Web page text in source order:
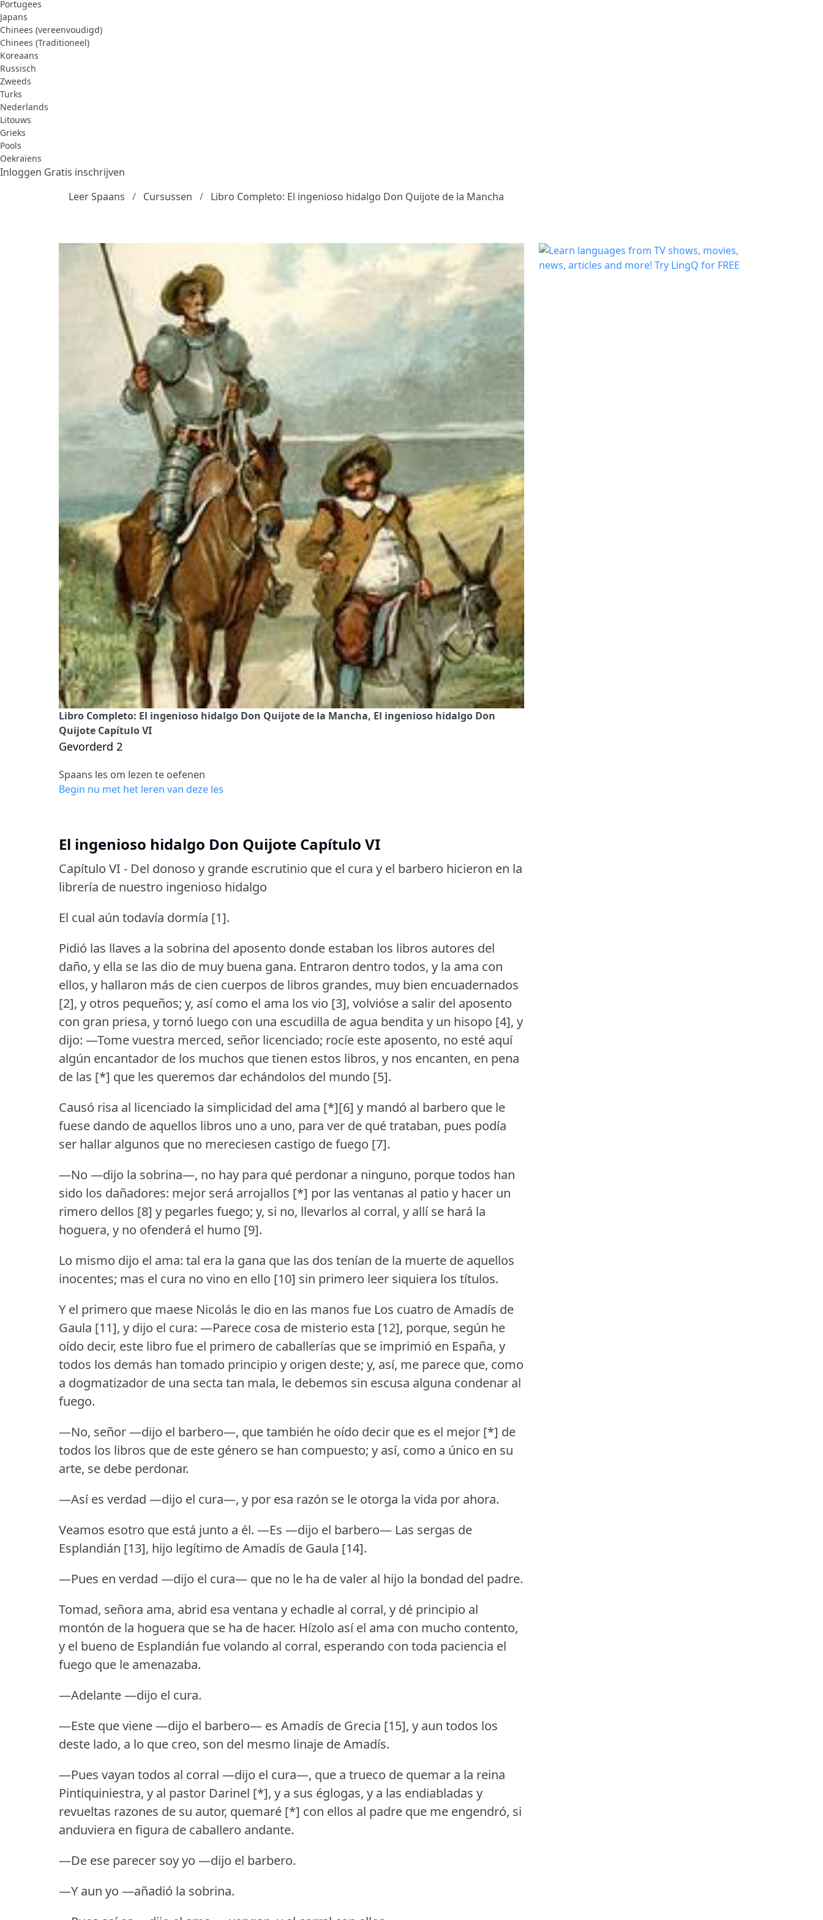
Portugees
Japans
Chinees (vereenvoudigd)
Chinees (Traditioneel)
Koreaans
Russisch
Zweeds
Turks
Nederlands
Litouws
Grieks
Pools
Oekraïens
Inloggen Gratis inschrijven
Leer Spaans
Cursussen Libro Completo: El ingenioso hidalgo Don Quijote de la Mancha
Libro Completo: El ingenioso hidalgo Don Quijote de la Mancha, El ingenioso hidalgo Don
Quijote Capítulo VI
Gevorderd 2
Spaans les om lezen te oefenen
Begin nu met het leren van deze les
El ingenioso hidalgo Don Quijote Capítulo VI
Capítulo VI - Del donoso y grande escrutinio que el cura y el barbero hicieron en la
librería de nuestro ingenioso hidalgo
El cual aún todavía dormía [1].
Pidió las llaves a la sobrina del aposento donde estaban los libros autores del
daño, y ella se las dio de muy buena gana. Entraron dentro todos, y la ama con
ellos, y hallaron más de cien cuerpos de libros grandes, muy bien encuadernados
[2], y otros pequeños; y, así como el ama los vio [3], volvióse a salir del aposento
con gran priesa, y tornó luego con una escudilla de agua bendita y un hisopo [4], y
dijo: —Tome vuestra merced, señor licenciado; rocíe este aposento, no esté aquí
algún encantador de los muchos que tienen estos libros, y nos encanten, en pena
de las [*] que les queremos dar echándolos del mundo [5].
Causó risa al licenciado la simplicidad del ama [*][6] y mandó al barbero que le
fuese dando de aquellos libros uno a uno, para ver de qué trataban, pues podía
ser hallar algunos que no mereciesen castigo de fuego [7].
—No —dijo la sobrina—, no hay para qué perdonar a ninguno, porque todos han
sido los dañadores: mejor será arrojallos [*] por las ventanas al patio y hacer un
rimero dellos [8] y pegarles fuego; y, si no, llevarlos al corral, y allí se hará la
hoguera, y no ofenderá el humo [9].
Lo mismo dijo el ama: tal era la gana que las dos tenían de la muerte de aquellos
inocentes; mas el cura no vino en ello [10] sin primero leer siquiera los títulos.
Y el primero que maese Nicolás le dio en las manos fue Los cuatro de Amadís de
Gaula [11], y dijo el cura: —Parece cosa de misterio esta [12], porque, según he
oído decir, este libro fue el primero de caballerías que se imprimió en España, y
todos los demás han tomado principio y origen deste; y, así, me parece que, como
a dogmatizador de una secta tan mala, le debemos sin escusa alguna condenar al
fuego.
—No, señor —dijo el barbero—, que también he oído decir que es el mejor [*] de
todos los libros que de este género se han compuesto; y así, como a único en su
arte, se debe perdonar.
—Así es verdad —dijo el cura—, y por esa razón se le otorga la vida por ahora.
Veamos esotro que está junto a él. —Es —dijo el barbero— Las sergas de
Esplandián [13], hijo legítimo de Amadís de Gaula [14].
—Pues en verdad —dijo el cura— que no le ha de valer al hijo la bondad del padre.
Tomad, señora ama, abrid esa ventana y echadle al corral, y dé principio al
montón de la hoguera que se ha de hacer. Hízolo así el ama con mucho contento,
y el bueno de Esplandián fue volando al corral, esperando con toda paciencia el
fuego que le amenazaba.
—Adelante —dijo el cura.
—Este que viene —dijo el barbero— es Amadís de Grecia [15], y aun todos los
deste lado, a lo que creo, son del mesmo linaje de Amadís.
—Pues vayan todos al corral —dijo el cura—, que a trueco de quemar a la reina
Pintiquiniestra, y al pastor Darinel [*], y a sus églogas, y a las endiabladas y
revueltas razones de su autor, quemaré [*] con ellos al padre que me engendró, si
anduviera en figura de caballero andante.
—De ese parecer soy yo —dijo el barbero.
—Y aun yo —añadió la sobrina.